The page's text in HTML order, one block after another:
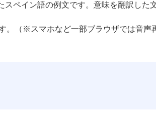
ペイン語の例文です。意味を翻訳した
。（※スマホなど一部ブラウザでは音声